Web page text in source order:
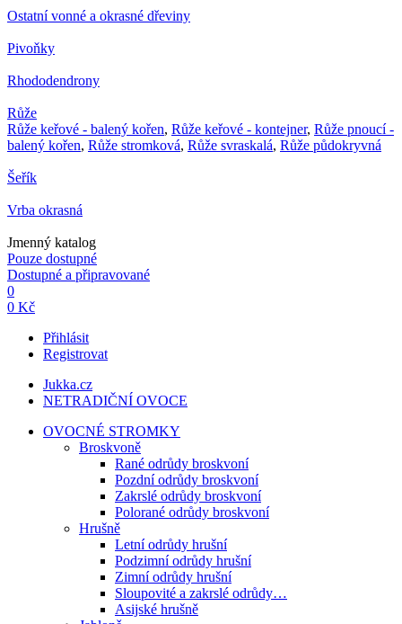
Ostatní vonné a okrasné dřeviny
Pivoňky
Rhododendrony
Růže
Růže keřové - balený kořen, Růže keřové - kontejner, Růže pnoucí -
balený kořen, Růže stromková, Růže svraskalá, Růže půdokryvná
Šeřík
Vrba okrasná
Jmenný katalog
Pouze dostupné
Dostupné a připravované
0
0 Kč
Přihlásit
Registrovat
Jukka.cz
NETRADIČNÍ OVOCE
OVOCNÉ STROMKY
Broskvoně
Rané odrůdy broskvoní
Pozdní odrůdy broskvoní
Zakrslé odrůdy broskvoní
Polorané odrůdy broskvoní
Hrušně
Letní odrůdy hrušní
Podzimní odrůdy hrušní
Zimní odrůdy hrušní
Sloupovité a zakrslé odrůdy…
Asijské hrušně